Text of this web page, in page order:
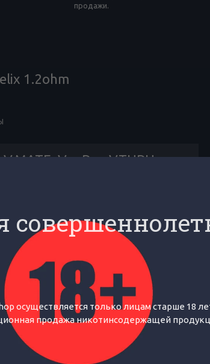
продажи.
1.2ohm
VooPoo V.THRU,
VOOPOO
купили
осуществляется только лицам старше 18
продажа никотинсодержащей